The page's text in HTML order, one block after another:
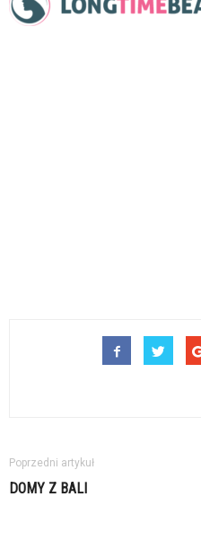
Poprzedni artykuł
DOMY Z BALI